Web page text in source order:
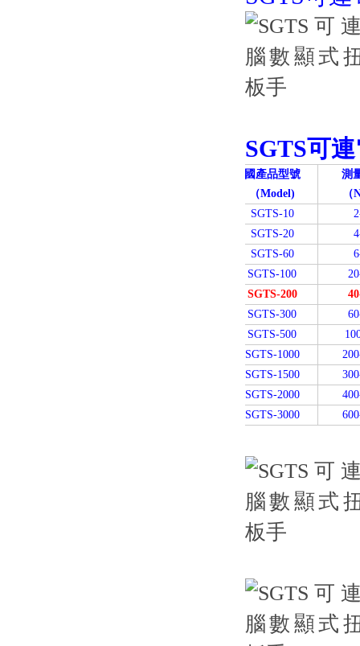
SGTS可
國產品型號
（Model)
測
（
SGTS-10
SGTS-20
SGTS-60
SGTS-100
SGTS-200
SGTS-300
SGTS-500
SGTS-1000
SGTS-1500
SGTS-2000
SGTS-3000